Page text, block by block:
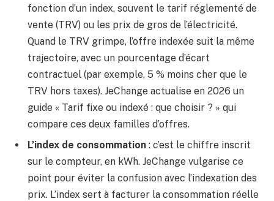
fonction d’un index, souvent le tarif réglementé de
vente (TRV) ou les prix de gros de l’électricité.
Quand le TRV grimpe, l’offre indexée suit la même
trajectoire, avec un pourcentage d’écart
contractuel (par exemple, 5 % moins cher que le
TRV hors taxes). JeChange actualise en 2026 un
guide « Tarif fixe ou indexé : que choisir ? » qui
compare ces deux familles d’offres.
L’index de consommation : c’est le chiffre inscrit
sur le compteur, en kWh. JeChange vulgarise ce
point pour éviter la confusion avec l’indexation des
prix. L’index sert à facturer la consommation réelle